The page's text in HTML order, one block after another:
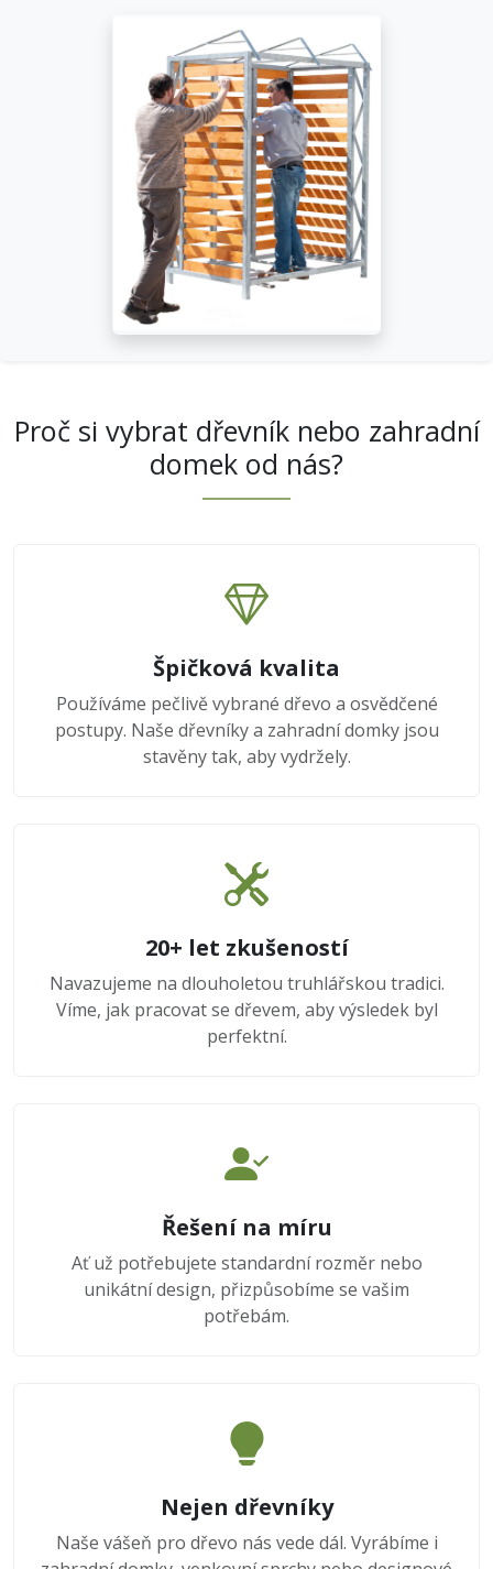
Proč si vybrat dřevník nebo zahradní
domek od nás?
Špičková kvalita
Používáme pečlivě vybrané dřevo a osvědčené
postupy. Naše dřevníky a zahradní domky jsou
stavěny tak, aby vydržely.
20+ let zkušeností
Navazujeme na dlouholetou truhlářskou tradici.
Víme, jak pracovat se dřevem, aby výsledek byl
perfektní.
Řešení na míru
Ať už potřebujete standardní rozměr nebo
unikátní design, přizpůsobíme se vašim
potřebám.
Nejen dřevníky
Naše vášeň pro dřevo nás vede dál. Vyrábíme i